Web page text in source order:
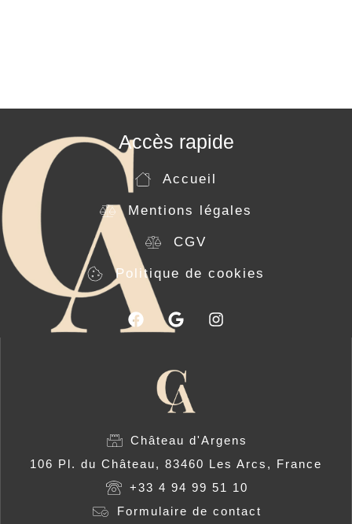
Accès rapide
Accueil
Mentions légales
CGV
Politique de cookies
Château d'Argens
106 Pl. du Château, 83460 Les Arcs, France
+33 4 94 99 51 10
Formulaire de contact